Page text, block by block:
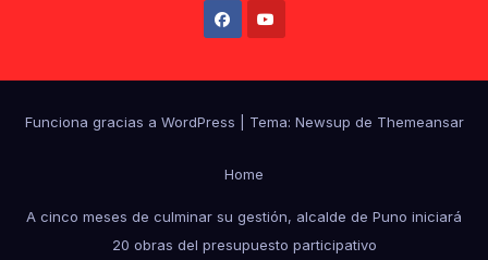
Funciona gracias a WordPress Tema: Newsup de Themeansar
Home
A cinco meses de culminar su gestión, alcalde de Puno iniciará
20 obras del presupuesto participativo